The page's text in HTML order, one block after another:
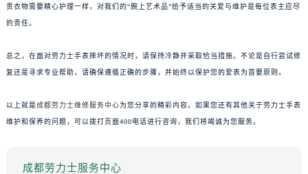
贵衣物需要精心护理一样，对我们的“腕上艺术品”给予适当的关爱与维护是每位表主应尽
的责任。
总之，在面对劳力士手表摔坏的情况时，请保持冷静并采取恰当措施。不论是自行尝试修
复还是寻求专业帮助，请确保遵循正确的步骤，并始终以保护您的爱表为首要原则。
以上就是成都劳力士维修服务中心为您分享的精彩内容。如果您还有其他关于劳力士手表
维护和保养的问题，可以拨打页面400电话进行咨询，我们将竭诚为您服务。
成都劳力士服务中心